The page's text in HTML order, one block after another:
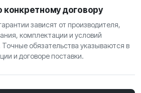
конкретному договору
зависят от производителя,
комплектации и условий
Точные обязательства указываются в
и договоре поставки.